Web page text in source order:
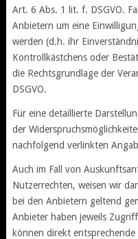
Art. 6 Abs. 1 lit. f. DSGVO.
Anbietern um eine
werden (d.h. ihr
Kontrollkästchens oder
die Rechtsgrundlage der
DSGVO.
Für eine detaillierte
der
nachfolgend verlinkten
Auch im Fall von
Nutzerrechten, weisen wir
bei den Anbietern geltend
Anbieter haben jeweils
können direkt